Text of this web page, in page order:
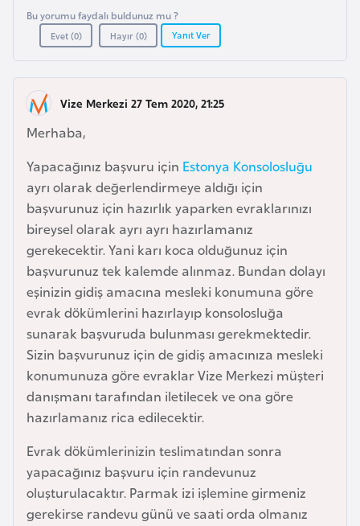
Bu yorumu faydalı buldunuz mu ?
Evet (0) Hayır (0) Yanıt Ver
Vize Merkezi 27 Tem 2020, 21:25
Merhaba,
Yapacağınız başvuru için Estonya Konsolosluğu
ayrı olarak değerlendirmeye aldığı için
başvurunuz için hazırlık yaparken evraklarınızı
bireysel olarak ayrı ayrı hazırlamanız
gerekecektir. Yani karı koca olduğunuz için
başvurunuz tek kalemde alınmaz. Bundan dolayı
eşinizin gidiş amacına mesleki konumuna göre
evrak dökümlerini hazırlayıp konsolosluğa
sunarak başvuruda bulunması gerekmektedir.
Sizin başvurunuz için de gidiş amacınıza mesleki
konumunuza göre evraklar Vize Merkezi müşteri
danışmanı tarafından iletilecek ve ona göre
hazırlamanız rica edilecektir.
Evrak dökümlerinizin teslimatından sonra
yapacağınız başvuru için randevunuz
oluşturulacaktır. Parmak izi işlemine girmeniz
gerekirse randevu günü ve saati orda olmanız
a
a
n
B
a
h
r
e
y
n
B
a
n
g
l
a
e
ş